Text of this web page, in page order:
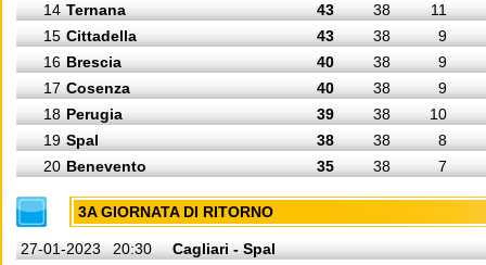
14 Ternana 43 38
11
15 Cittadella 43 38
9
16 Brescia 40 38
9
17 Cosenza 40 38
9
18 Perugia 39 38
10
19 Spal 38 38
8
20 Benevento 35 38 7
3A GIORNATA DI RITORNO
27-01-2023 20:30
Cagliari - Spal